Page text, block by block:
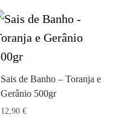
Sais de Banho – Toranja e
Gerânio 500gr
12,90 €